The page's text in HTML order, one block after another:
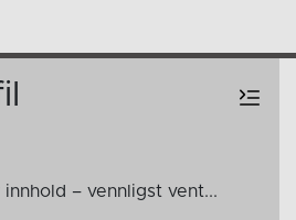
innhold – vennligst vent...